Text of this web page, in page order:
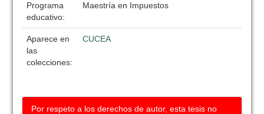
Programa
educativo:
Maestría en Impuestos
Aparece en
las
colecciones:
CUCEA
Por respeto a los derechos de autor, esta tesis no